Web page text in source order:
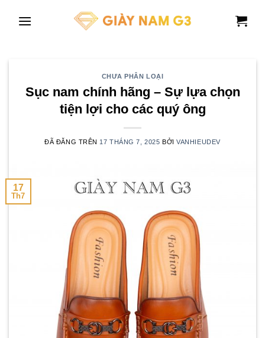
CHƯA PHÂN LOẠI
Sục nam chính hãng – Sự lựa chọn
tiện lợi cho các quý ông
ĐÃ ĐĂNG TRÊN 17 THÁNG 7, 2025 BỞIVANHIEUDEV
17
Th7